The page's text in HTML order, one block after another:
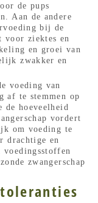
de pups
Aan de andere
bij de
voor ziektes en
en groei van
zwakker en
voeding van
af te stemmen op
de hoeveelheid
vordert
om voeding te
drachtige en
voedingsstoffen
zwangerschap